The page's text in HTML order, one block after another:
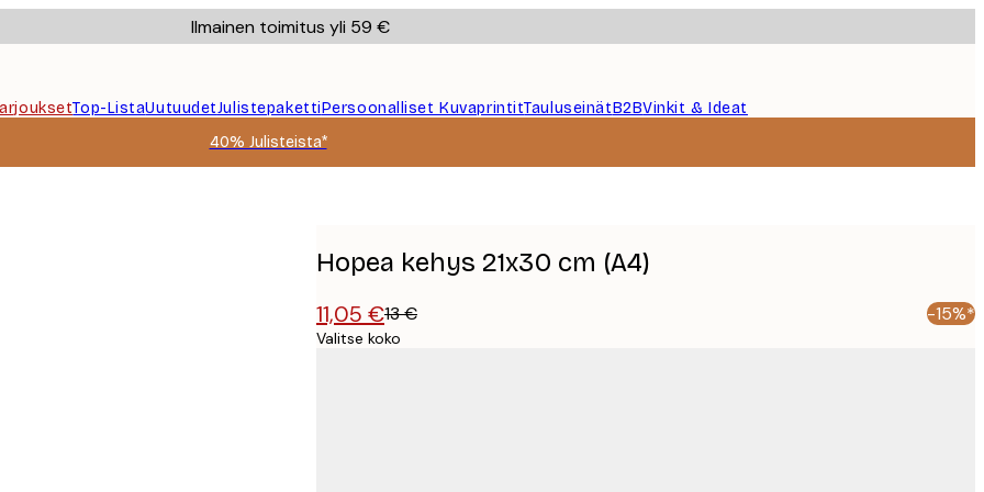
Ilmainen toimitus yli 59 €
Top-ListaUutuudetJulistepakettiPersoonalliset KuvaprintitTauluseinätB2BVinkit & Ideat
40% Julisteista*
Hopea kehys 21x30 cm (A4)
11,05 €13 € -15%*
Valitse koko